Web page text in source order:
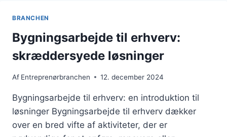
BRANCHEN
Bygningsarbejde til erhverv:
skræddersyede løsninger
Af Entreprenørbranchen 12. december 2024
Bygningsarbejde til erhverv: en introduktion til
løsninger Bygningsarbejde til erhverv dækker
over en bred vifte af aktiviteter, der er